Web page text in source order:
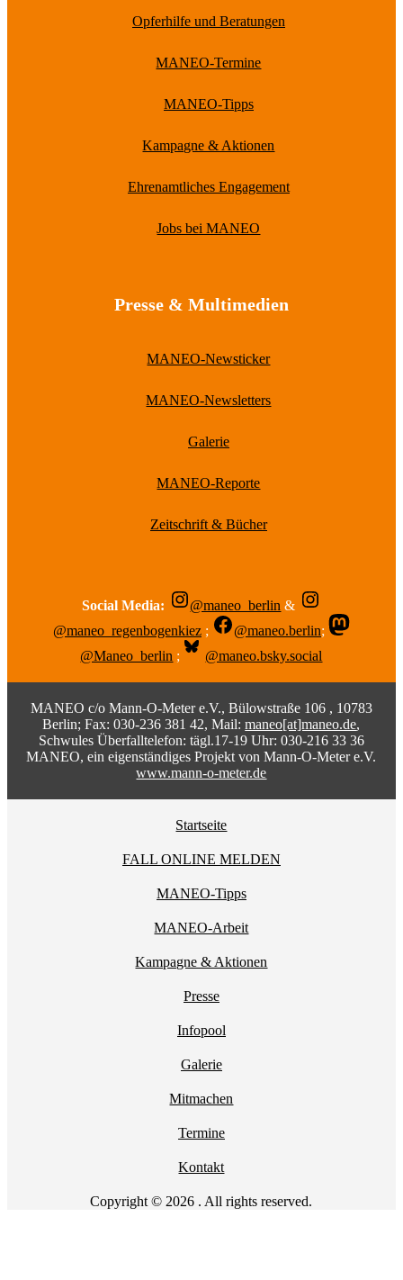
Opferhilfe und Beratungen
MANEO-Termine
MANEO-Tipps
Kampagne & Aktionen
Ehrenamtliches Engagement
Jobs bei MANEO
Presse & Multimedien
MANEO-Newsticker
MANEO-Newsletters
Galerie
MANEO-Reporte
Zeitschrift & Bücher
Social Media: @maneo_berlin &
@maneo_regenbogenkiez ; @maneo.berlin;
@Maneo_berlin ; @maneo.bsky.social
MANEO c/o Mann-O-Meter e.V., Bülowstraße 106 , 10783
Berlin; Fax: 030-236 381 42, Mail:maneo[at]maneo.de,
Schwules Überfalltelefon: tägl.17-19 Uhr: 030-216 33 36
MANEO, ein eigenständiges Projekt von Mann-O-Meter e.V.
www.mann-o-meter.de
Startseite
FALL ONLINE MELDEN
MANEO-Tipps
MANEO-Arbeit
Kampagne & Aktionen
Presse
Infopool
Galerie
Mitmachen
Termine
Kontakt
Copyright © 2026 . All rights reserved.